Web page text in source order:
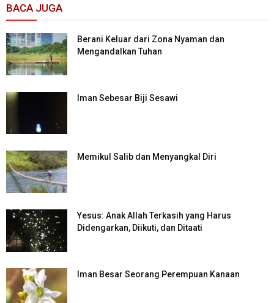
BACA JUGA
Berani Keluar dari Zona Nyaman dan
Mengandalkan Tuhan
Iman Sebesar Biji Sesawi
Memikul Salib dan Menyangkal Diri
Yesus: Anak Allah Terkasih yang Harus
Didengarkan, Diikuti, dan Ditaati
Iman Besar Seorang Perempuan Kanaan